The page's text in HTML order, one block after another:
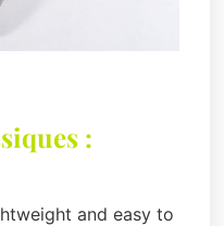
:
and easy to